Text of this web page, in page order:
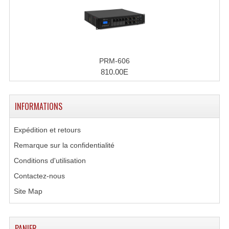
Enceintes Hifi
Enceintes Monitoring
Haut-Parleurs Moteurs Tweeters Filtres
Haut-Parleurs Amplis Guitare
Platines Disque Vinyles
PRM-606
810.00E
INFORMATIONS
Expédition et retours
Remarque sur la confidentialité
Conditions d'utilisation
Contactez-nous
Site Map